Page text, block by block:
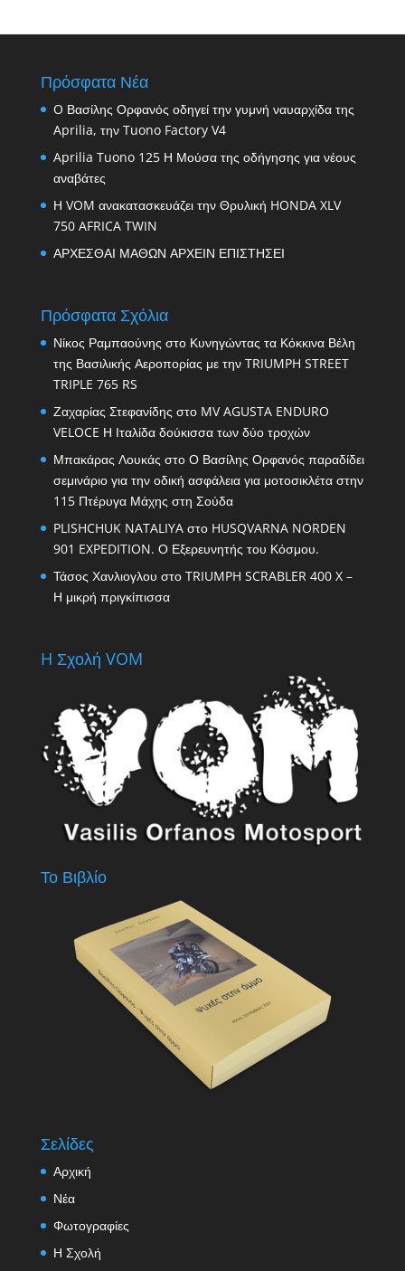
Πρόσφατα Νέα
O Βασίλης Ορφανός οδηγεί την γυμνή ναυαρχίδα της
Aprilia, την Tuono Factory V4
Aprilia Tuono 125 Η Μούσα της οδήγησης για νέους
αναβάτες
Η VOM ανακατασκευάζει την Θρυλική HONDA XLV
750 AFRICA TWIN
ΑΡΧΕΣΘΑΙ ΜΑΘΩΝ ΑΡΧΕΙΝ ΕΠΙΣΤΗΣΕΙ
Πρόσφατα Σχόλια
Νίκος Ραμπαούνης στο Κυνηγώντας τα Κόκκινα Βέλη
της Βασιλικής Αεροπορίας με την TRIUMPH STREET
TRIPLE 765 RS
Ζαχαρίας Στεφανίδης στο MV AGUSTA ENDURO
VELOCE Η Ιταλίδα δούκισσα των δύο τροχών
Μπακάρας Λουκάς στο Ο Βασίλης Ορφανός παραδίδει
σεμινάριο για την οδική ασφάλεια για μοτοσικλέτα στην
115 Πτέρυγα Μάχης στη Σούδα
PLISHCHUK NATALIYAστο HUSQVARNA NORDEN
901 EXPEDITION. Ο Εξερευνητής του Κόσμου.
Τάσος Χανλιογλου στο TRIUMPH SCRABLER 400 X –
Η μικρή πριγκίπισσα
H Σχολή VOM
Το Βιβλίο
Σελίδες
Αρχική
Νέα
Φωτογραφίες
Η Σχολή